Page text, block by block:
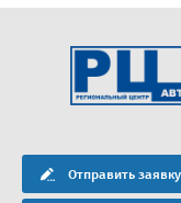
Отправить